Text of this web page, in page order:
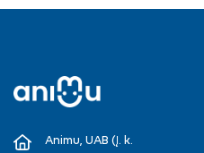
Animu, UAB (Į. k.